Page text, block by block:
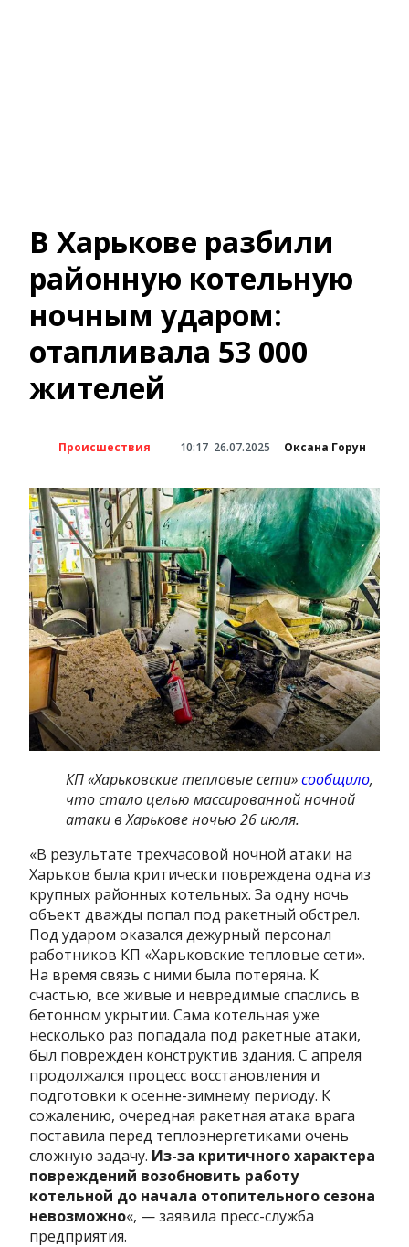
В Харькове разбили
районную котельную
ночным ударом:
отапливала 53 000
жителей
Происшествия 10:17 26.07.2025 Оксана Горун
КП «Харьковские тепловые сети»сообщило,
что стало целью массированной ночной
атаки в Харькове ночью 26 июля.
«В результате трехчасовой ночной атаки на
Харьков была критически повреждена одна из
крупных районных котельных. За одну ночь
объект дважды попал под ракетный обстрел.
Под ударом оказался дежурный персонал
работников КП «Харьковские тепловые сети».
На время связь с ними была потеряна. К
счастью, все живые и невредимые спаслись в
бетонном укрытии. Сама котельная уже
несколько раз попадала под ракетные атаки,
был поврежден конструктив здания. С апреля
продолжался процесс восстановления и
подготовки к осенне-зимнему периоду. К
сожалению, очередная ракетная атака врага
поставила перед теплоэнергетиками очень
сложную задачу. Из-за критичного характера
повреждений возобновить работу
котельной до начала отопительного сезона
невозможно«, — заявила пресс-служба
предприятия.